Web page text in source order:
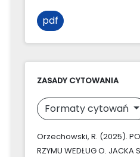
pdf
ZASADY CYTOWANIA
Formaty cytowań
Orzechowski, R. (2025).
RZYMU WEDŁUG O. JACKA